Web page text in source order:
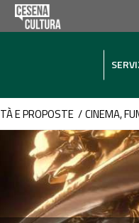
E PROPOSTE /CINEMA,